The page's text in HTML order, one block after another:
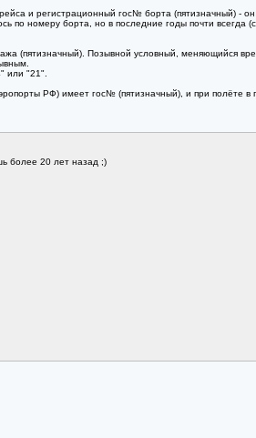
и регистрационный гос№ борта (пятизначный) -
номеру борта, но в последние годы почти всегда
(пятизначный). Позывной условный, меняющийся
или "21".
РФ) имеет гос№ (пятизначный), и при полёте
более 20 лет назад ;)